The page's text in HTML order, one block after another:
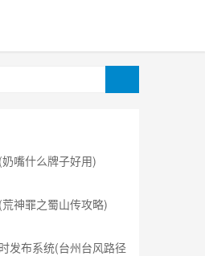
嘴什么牌子好用)
神罪之蜀山传攻略)
发布系统(台州台风路径